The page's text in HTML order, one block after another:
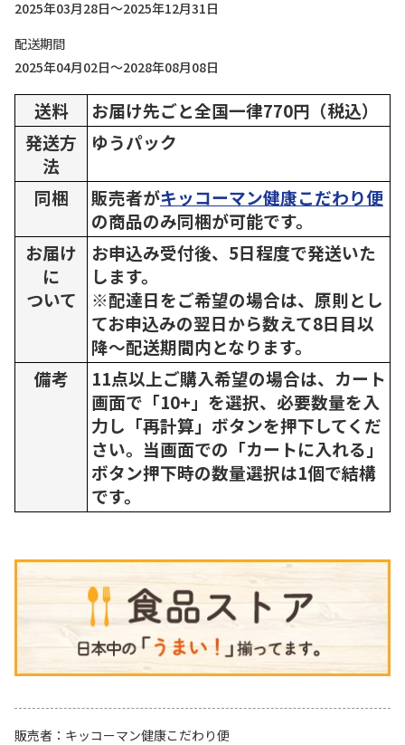
2025年03月28日～2025年12月31日
配送期間
2025年04月02日～2028年08月08日
送料
お届け先ごと全国一律770円（税込）
発送方
法
ゆうパック
同梱 販売者がキッコーマン健康こだわり便
の商品のみ同梱が可能です。
お届け
に
ついて
お申込み受付後、5日程度で発送いた
します。
※配達日をご希望の場合は、原則とし
てお申込みの翌日から数えて8日目以
降～配送期間内となります。
備考
11点以上ご購入希望の場合は、カート
画面で「10+」を選択、必要数量を入
力し「再計算」ボタンを押下してくだ
さい。当画面での「カートに入れる」
ボタン押下時の数量選択は1個で結構
です。
販売者
キッコーマン健康こだわり便